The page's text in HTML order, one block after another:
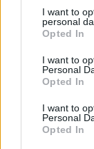
I want to
personal
Opted In
I want to
Personal
Opted In
I want to
Personal
Opted In
staff. E'
intanto
per
stesso da